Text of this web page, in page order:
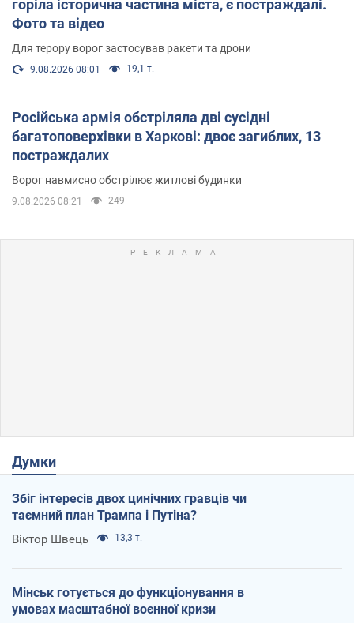
горіла історична частина міста, є постраждалі.
Фото та відео
Для терору ворог застосував ракети та дрони
9.08.2026 08:01 19,1 т.
Російська армія обстріляла дві сусідні
багатоповерхівки в Харкові: двоє загиблих, 13
постраждалих
Ворог навмисно обстрілює житлові будинки
9.08.2026 08:21 249
Думки
Збіг інтересів двох цинічних гравців чи
таємний план Трампа і Путіна?
Віктор Швець 13,3 т.
Мінськ готується до функціонування в
умовах масштабної воєнної кризи